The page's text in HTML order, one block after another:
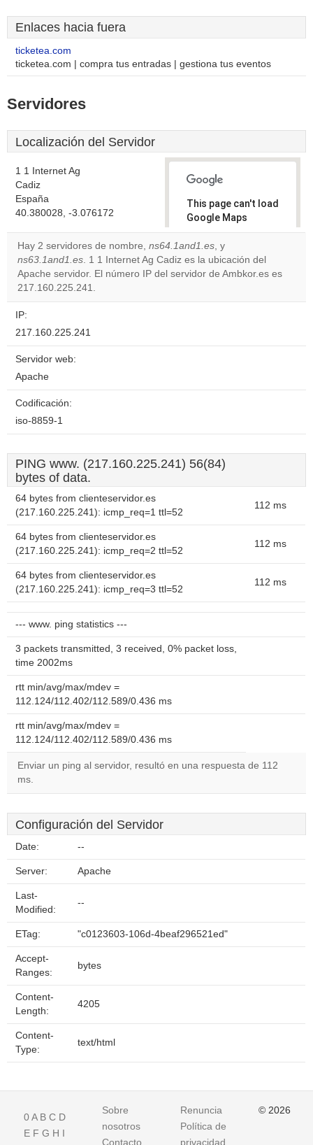
Enlaces hacia fuera
ticketea.com
ticketea.com | compra tus entradas | gestiona tus eventos
Servidores
Localización del Servidor
1 1 Internet Ag
Cadiz
España
40.380028, -3.076172
This page can't load
Google Maps
correctly.
Do you
own this
OK
Hay 2 servidores de nombre, ns64.1and1.es, y
ns63.1and1.es. 1 1 Internet Ag Cadiz es la ubicación del
Apache servidor. El número IP del servidor de Ambkor.es es
217.160.225.241.
IP:
217.160.225.241
Servidor web:
Apache
Codificación:
iso-8859-1
PING www. (217.160.225.241) 56(84)
bytes of data.
64 bytes from clienteservidor.es
(217.160.225.241): icmp_req=1 ttl=52
112 ms
64 bytes from clienteservidor.es
(217.160.225.241): icmp_req=2 ttl=52
112 ms
64 bytes from clienteservidor.es
(217.160.225.241): icmp_req=3 ttl=52
112 ms
--- www. ping statistics ---
3 packets transmitted, 3 received, 0% packet loss,
time 2002ms
rtt min/avg/max/mdev =
112.124/112.402/112.589/0.436 ms
rtt min/avg/max/mdev =
112.124/112.402/112.589/0.436 ms
Enviar un ping al servidor, resultó en una respuesta de 112
ms.
Configuración del Servidor
Date: --
Server: Apache
Last-
Modified:
--
ETag: "c0123603-106d-4beaf296521ed"
Accept-
Ranges:
bytes
Content-
Length:
4205
Content-
Type:
text/html
0A B C D
E F G H I
Sobre
nosotros
Contacto
Renuncia
Política de
privacidad
© 2026